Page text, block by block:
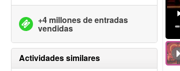
+4 millones de entradas
vendidas
Actividades similares